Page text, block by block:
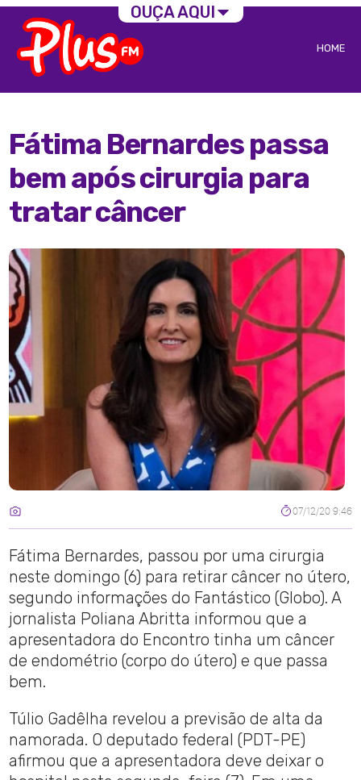
HOME
Fátima Bernardes passa
bem após cirurgia para
tratar câncer
07/12/20 9:46
Fátima Bernardes, passou por uma cirurgia
neste domingo (6) para retirar câncer no útero,
segundo informações do Fantástico (Globo). A
jornalista Poliana Abritta informou que a
apresentadora do Encontro tinha um câncer
de endométrio (corpo do útero) e que passa
bem.
Túlio Gadêlha revelou a previsão de alta da
namorada. O deputado federal (PDT-PE)
afirmou que a apresentadora deve deixar o
OUÇA AQUI